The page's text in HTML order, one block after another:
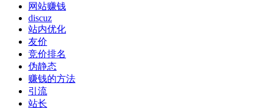
网站赚钱
discuz
站内优化
友价
竞价排名
伪静态
赚钱的方法
引流
站长